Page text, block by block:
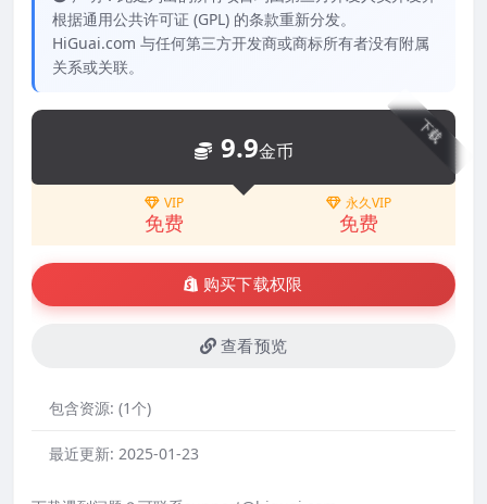
根据通用公共许可证 (GPL) 的条款重新分发。
HiGuai.com 与任何第三方开发商或商标所有者没有附属
关系或关联。
下载
9.9金币
VIP
免费
永久VIP
免费
购买下载权限
查看预览
包含资源: (1个)
最近更新: 2025-01-23